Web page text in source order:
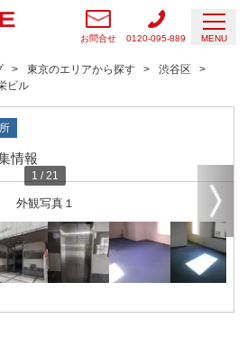
お問合せ 0120-095-889 MENU
東京のエリアから探す
渋谷区
ビル
情報
外観写真１
1 /21